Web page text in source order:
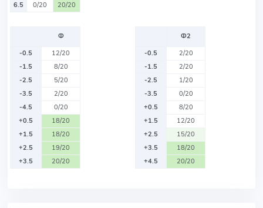
6.5
0/20 20/20
Ф
-0.5
12/20
-1.5
8/20
-2.5
5/20
-3.5
2/20
-4.5
0/20
+0.5
18/20
+1.5
18/20
+2.5
19/20
+3.5
20/20
Ф2
-0.5
2/20
-1.5
2/20
-2.5
1/20
-3.5
0/20
+0.5
8/20
+1.5
12/20
+2.5
15/20
+3.5
18/20
+4.5
20/20